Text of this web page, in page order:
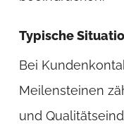
Typische
Bei
Meilensteinen
und